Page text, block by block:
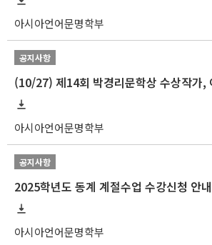
아시아언어문명학부
공지사항
아시아언어문명학부
공지사항
2025학년도 동계 계절수업 수강신청 안내
아시아언어문명학부